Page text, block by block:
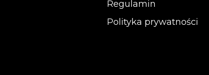
Regulamin
Polityka prywatności